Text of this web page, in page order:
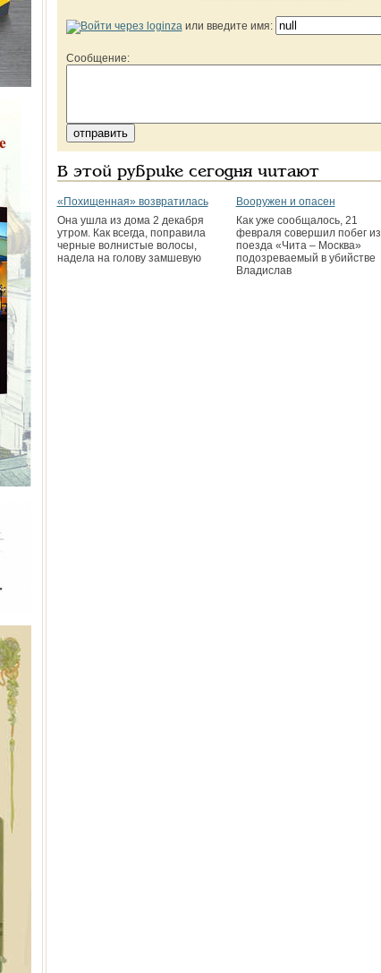
или введите имя:
Сообщение:
В этой рубрике сегодня читают
«Похищенная» возвратилась
Она ушла из дома 2 декабря
утром. Как всегда, поправила
черные волнистые волосы,
надела на голову замшевую
Вооружен и опасен
Как уже сообщалось, 21
февраля совершил побег из
поезда «Чита – Москва»
подозреваемый в убийстве
Владислав